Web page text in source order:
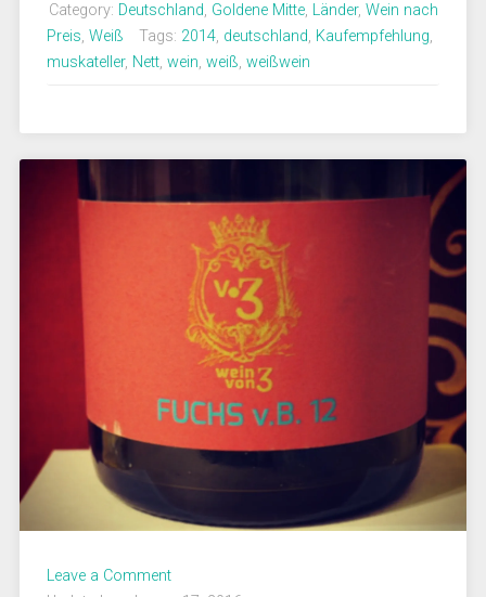
Category: Deutschland, Goldene Mitte, Länder, Wein nach
Preis, Weiß Tags: 2014, deutschland, Kaufempfehlung,
muskateller, Nett, wein, weiß, weißwein
Leave a Comment